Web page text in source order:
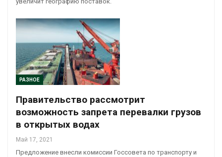
РАЗНОЕ
Правительство рассмотрит
возможность запрета перевалки грузов
в открытых водах
Май 17, 2021
Предложение внесли комиссии Госсовета по транспорту и